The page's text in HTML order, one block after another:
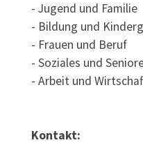
- Jugend und Familie
- Bildung und
- Frauen und Beruf
- Soziales und
- Arbeit und
Kontakt: